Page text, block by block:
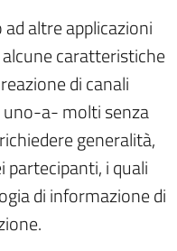
altre applicazioni
caratteristiche
di canali
a- molti senza
generalità,
i quali
di informazione di